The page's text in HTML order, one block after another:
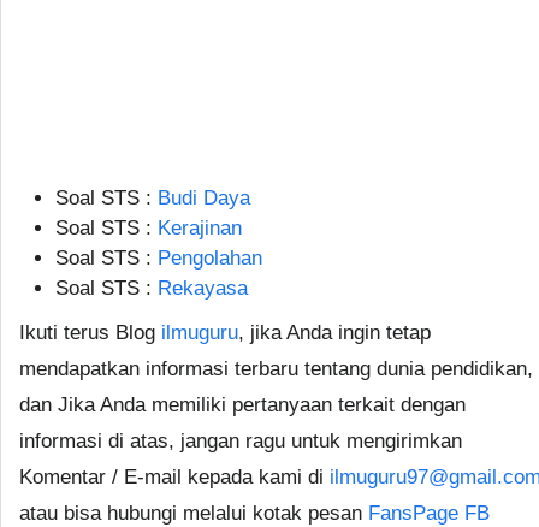
Soal STS : Budi Daya
Soal STS : Kerajinan
Soal STS : Pengolahan
Soal STS : Rekayasa
Ikuti terus Blog ilmuguru, jika Anda ingin tetap
mendapatkan informasi terbaru tentang dunia pendidikan,
dan Jika Anda memiliki pertanyaan terkait dengan
informasi di atas, jangan ragu untuk mengirimkan
Komentar / E-mail kepada kami di
atau bisa hubungi melalui kotak pesan FansPage FB